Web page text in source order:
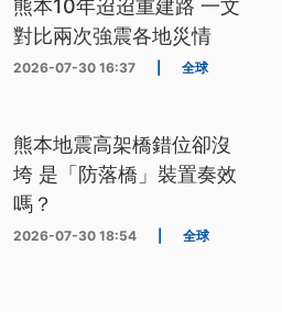
熊本10年迢迢重建路 一文
對比兩次強震各地災情
2026-07-30 16:37 全球
熊本地震高架橋錯位卻沒
垮 是「防落橋」裝置奏效
嗎？
2026-07-30 18:54 全球